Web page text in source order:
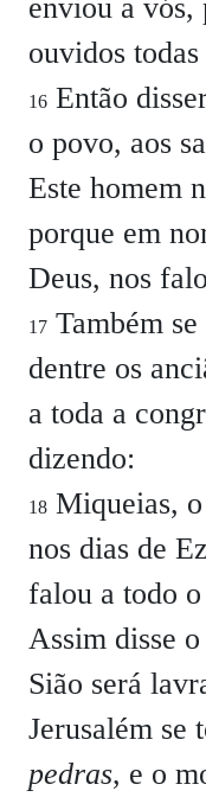
enviou a vós,
ouvidos
16 Então
o povo, aos
Este homem
porque em
Deus, nos
17 Também
dentre os
a toda a
dizendo:
18 Miqueias,
nos dias de
falou a todo
Assim disse
Sião será
Jerusalém se
pedras, e o